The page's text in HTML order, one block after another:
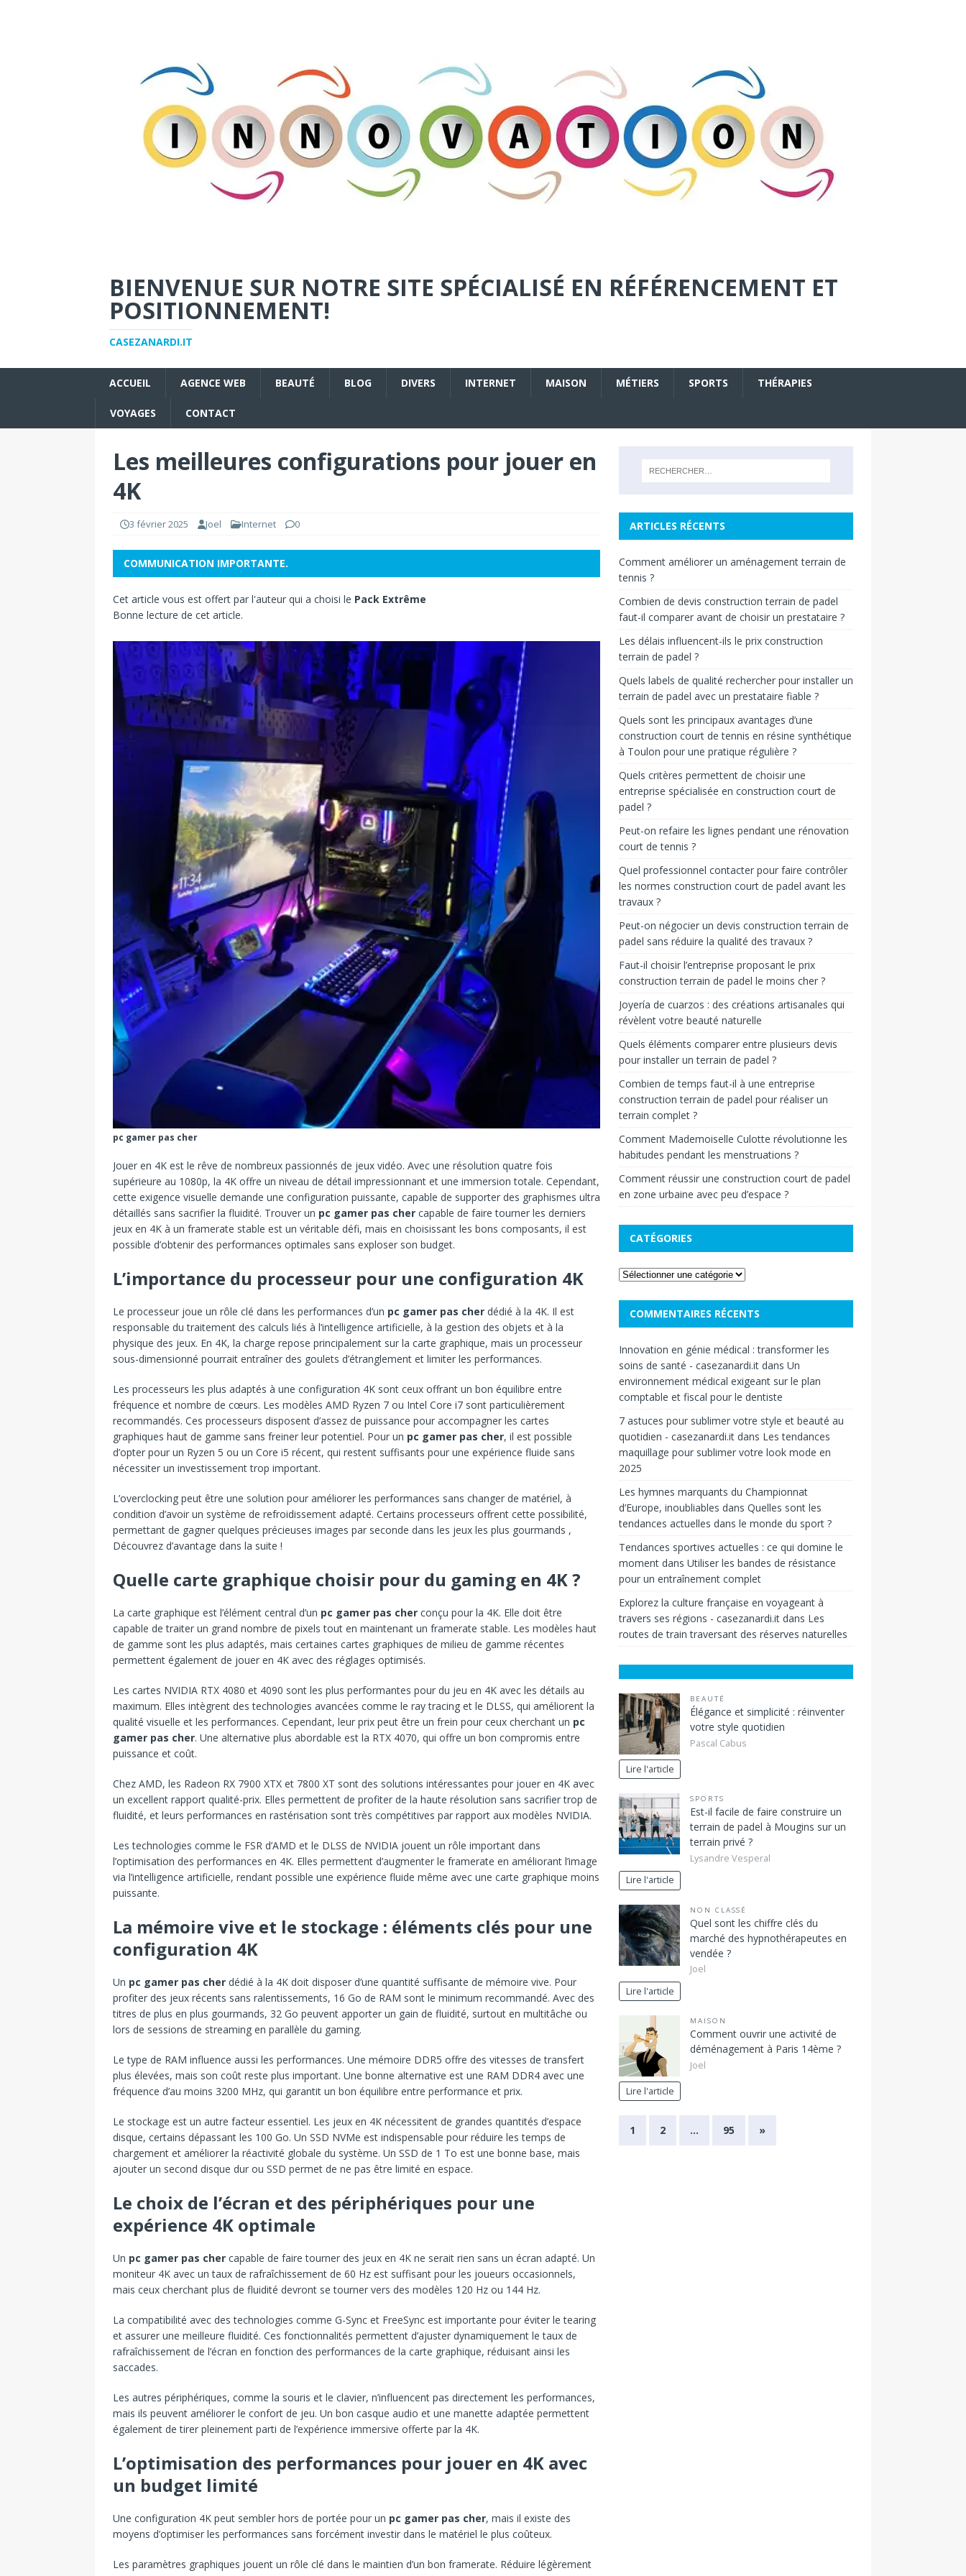
BIENVENUE SUR NOTRE SITE SPÉCIALISÉ EN RÉFÉRENCEMENT ET
POSITIONNEMENT!
CASEZANARDI.IT
ACCUEIL AGENCE WEB BEAUTÉ BLOG DIVERS INTERNET MAISON MÉTIERS SPORTS THÉRAPIES
VOYAGES CONTACT
Les meilleures configurations pour jouer en
4K
3 février 2025 Joel Internet 0
COMMUNICATION IMPORTANTE.
Cet article vous est offert par l'auteur qui a choisi le Pack Extrême
Bonne lecture de cet article.
pc gamer pas cher
Jouer en 4K est le rêve de nombreux passionnés de jeux vidéo. Avec une résolution quatre fois
supérieure au 1080p, la 4K offre un niveau de détail impressionnant et une immersion totale. Cependant,
cette exigence visuelle demande une configuration puissante, capable de supporter des graphismes ultra
détaillés sans sacrifier la fluidité. Trouver un pc gamer pas cher capable de faire tourner les derniers
jeux en 4K à un framerate stable est un véritable défi, mais en choisissant les bons composants, il est
possible d’obtenir des performances optimales sans exploser son budget.
L’importance du processeur pour une configuration 4K
Le processeur joue un rôle clé dans les performances d’un pc gamer pas cher dédié à la 4K. Il est
responsable du traitement des calculs liés à l’intelligence artificielle, à la gestion des objets et à la
physique des jeux. En 4K, la charge repose principalement sur la carte graphique, mais un processeur
sous-dimensionné pourrait entraîner des goulets d’étranglement et limiter les performances.
Les processeurs les plus adaptés à une configuration 4K sont ceux offrant un bon équilibre entre
fréquence et nombre de cœurs. Les modèles AMD Ryzen 7 ou Intel Core i7 sont particulièrement
recommandés. Ces processeurs disposent d’assez de puissance pour accompagner les cartes
graphiques haut de gamme sans freiner leur potentiel. Pour un pc gamer pas cher, il est possible
d’opter pour un Ryzen 5 ou un Core i5 récent, qui restent suffisants pour une expérience fluide sans
nécessiter un investissement trop important.
L’overclocking peut être une solution pour améliorer les performances sans changer de matériel, à
condition d’avoir un système de refroidissement adapté. Certains processeurs offrent cette possibilité,
permettant de gagner quelques précieuses images par seconde dans les jeux les plus gourmands ,
Découvrez d’avantage dans la suite !
Quelle carte graphique choisir pour du gaming en 4K ?
La carte graphique est l’élément central d’un pc gamer pas cher conçu pour la 4K. Elle doit être
capable de traiter un grand nombre de pixels tout en maintenant un framerate stable. Les modèles haut
de gamme sont les plus adaptés, mais certaines cartes graphiques de milieu de gamme récentes
permettent également de jouer en 4K avec des réglages optimisés.
Les cartes NVIDIA RTX 4080 et 4090 sont les plus performantes pour du jeu en 4K avec les détails au
maximum. Elles intègrent des technologies avancées comme le ray tracing et le DLSS, qui améliorent la
qualité visuelle et les performances. Cependant, leur prix peut être un frein pour ceux cherchant un pc
gamer pas cher. Une alternative plus abordable est la RTX 4070, qui offre un bon compromis entre
puissance et coût.
Chez AMD, les Radeon RX 7900 XTX et 7800 XT sont des solutions intéressantes pour jouer en 4K avec
un excellent rapport qualité-prix. Elles permettent de profiter de la haute résolution sans sacrifier trop de
fluidité, et leurs performances en rastérisation sont très compétitives par rapport aux modèles NVIDIA.
Les technologies comme le FSR d’AMD et le DLSS de NVIDIA jouent un rôle important dans
l’optimisation des performances en 4K. Elles permettent d’augmenter le framerate en améliorant l’image
via l’intelligence artificielle, rendant possible une expérience fluide même avec une carte graphique moins
puissante.
La mémoire vive et le stockage : éléments clés pour une
configuration 4K
Un pc gamer pas cher dédié à la 4K doit disposer d’une quantité suffisante de mémoire vive. Pour
profiter des jeux récents sans ralentissements, 16 Go de RAM sont le minimum recommandé. Avec des
titres de plus en plus gourmands, 32 Go peuvent apporter un gain de fluidité, surtout en multitâche ou
lors de sessions de streaming en parallèle du gaming.
Le type de RAM influence aussi les performances. Une mémoire DDR5 offre des vitesses de transfert
plus élevées, mais son coût reste plus important. Une bonne alternative est une RAM DDR4 avec une
fréquence d’au moins 3200 MHz, qui garantit un bon équilibre entre performance et prix.
Le stockage est un autre facteur essentiel. Les jeux en 4K nécessitent de grandes quantités d’espace
disque, certains dépassant les 100 Go. Un SSD NVMe est indispensable pour réduire les temps de
chargement et améliorer la réactivité globale du système. Un SSD de 1 To est une bonne base, mais
ajouter un second disque dur ou SSD permet de ne pas être limité en espace.
Le choix de l’écran et des périphériques pour une
expérience 4K optimale
Un pc gamer pas cher capable de faire tourner des jeux en 4K ne serait rien sans un écran adapté. Un
moniteur 4K avec un taux de rafraîchissement de 60 Hz est suffisant pour les joueurs occasionnels,
mais ceux cherchant plus de fluidité devront se tourner vers des modèles 120 Hz ou 144 Hz.
La compatibilité avec des technologies comme G-Sync et FreeSync est importante pour éviter le tearing
et assurer une meilleure fluidité. Ces fonctionnalités permettent d’ajuster dynamiquement le taux de
rafraîchissement de l’écran en fonction des performances de la carte graphique, réduisant ainsi les
saccades.
Les autres périphériques, comme la souris et le clavier, n’influencent pas directement les performances,
mais ils peuvent améliorer le confort de jeu. Un bon casque audio et une manette adaptée permettent
également de tirer pleinement parti de l’expérience immersive offerte par la 4K.
L’optimisation des performances pour jouer en 4K avec
un budget limité
Une configuration 4K peut sembler hors de portée pour un pc gamer pas cher, mais il existe des
moyens d’optimiser les performances sans forcément investir dans le matériel le plus coûteux.
Les paramètres graphiques jouent un rôle clé dans le maintien d’un bon framerate. Réduire légèrement
ARTICLES RÉCENTS
Comment améliorer un aménagement terrain de
tennis ?
Combien de devis construction terrain de padel
faut-il comparer avant de choisir un prestataire ?
Les délais influencent-ils le prix construction
terrain de padel ?
Quels labels de qualité rechercher pour installer un
terrain de padel avec un prestataire fiable ?
Quels sont les principaux avantages d’une
construction court de tennis en résine synthétique
à Toulon pour une pratique régulière ?
Quels critères permettent de choisir une
entreprise spécialisée en construction court de
padel ?
Peut-on refaire les lignes pendant une rénovation
court de tennis ?
Quel professionnel contacter pour faire contrôler
les normes construction court de padel avant les
travaux ?
Peut-on négocier un devis construction terrain de
padel sans réduire la qualité des travaux ?
Faut-il choisir l’entreprise proposant le prix
construction terrain de padel le moins cher ?
Joyería de cuarzos : des créations artisanales qui
révèlent votre beauté naturelle
Quels éléments comparer entre plusieurs devis
pour installer un terrain de padel ?
Combien de temps faut-il à une entreprise
construction terrain de padel pour réaliser un
terrain complet ?
Comment Mademoiselle Culotte révolutionne les
habitudes pendant les menstruations ?
Comment réussir une construction court de padel
en zone urbaine avec peu d’espace ?
CATÉGORIES
COMMENTAIRES RÉCENTS
Innovation en génie médical : transformer les
soins de santé - casezanardi.itdans Un
environnement médical exigeant sur le plan
comptable et fiscal pour le dentiste
7 astuces pour sublimer votre style et beauté au
quotidien - casezanardi.itdans Les tendances
maquillage pour sublimer votre look mode en
2025
Les hymnes marquants du Championnat
d’Europe, inoubliables dans Quelles sont les
tendances actuelles dans le monde du sport ?
Tendances sportives actuelles : ce qui domine le
momentdans Utiliser les bandes de résistance
pour un entraînement complet
Explorez la culture française en voyageant à
travers ses régions - casezanardi.itdans Les
routes de train traversant des réserves naturelles
BEAUTÉ
Élégance et simplicité : réinventer
votre style quotidien
Pascal Cabus
Lire l'article
SPORTS
Est-il facile de faire construire un
terrain de padel à Mougins sur un
terrain privé ?
Lysandre Vesperal
Lire l'article
NON CLASSÉ
Quel sont les chiffre clés du
marché des hypnothérapeutes en
vendée ?
Joel
Lire l'article
MAISON
Comment ouvrir une activité de
déménagement à Paris 14ème ?
Joel
Lire l'article
1 2 … 95 »